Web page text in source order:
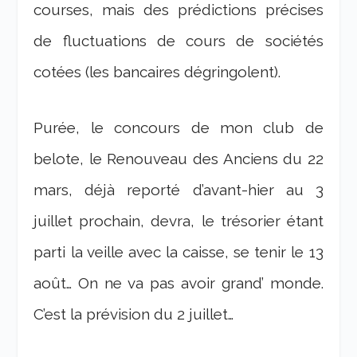
courses, mais des prédictions précises
de fluctuations de cours de sociétés
cotées (les bancaires dégringolent).
Purée, le concours de mon club de
belote, le Renouveau des Anciens du 22
mars, déjà reporté d’avant-hier au 3
juillet prochain, devra, le trésorier étant
parti la veille avec la caisse, se tenir le 13
août… On ne va pas avoir grand’ monde.
C’est la prévision du 2 juillet…